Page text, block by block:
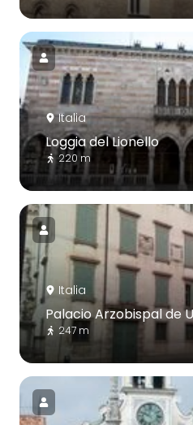
Italia
Loggia del Lionello
220 m
Italia
Palacio Arzobispal de
247 m